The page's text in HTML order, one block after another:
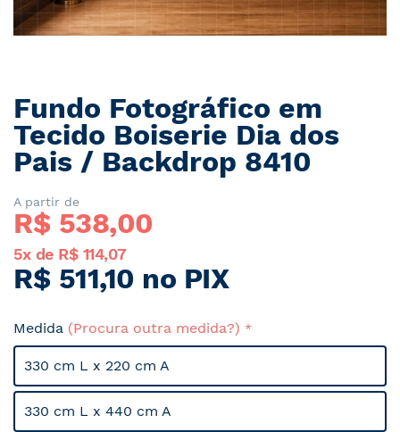
Saltar
para
o
início
Galeria
de
imagens
Fundo Fotográfico em
Tecido Boiserie Dia dos
Pais / Backdrop 8410
A partir de
R$ 538,00
5x de R$ 114,07
R$ 511,10 no PIX
Medida (Procura outra medida?)
330 cm L x 220 cm A
330 cm L x 440 cm A